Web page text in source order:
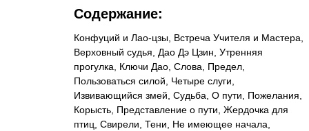
Содержание:
Конфуций и Лао-цзы, Встреча Учителя и Мастера,
Верховный судья, Дао Дэ Цзин, Утренняя
прогулка, Ключи Дао, Слова, Предел,
Пользоваться силой, Четыре слуги,
Извивающийся змей, Судьба, О пути, Пожелания,
Корысть, Представление о пути, Жердочка для
птиц, Свирели, Тени, Не имеющее начала,